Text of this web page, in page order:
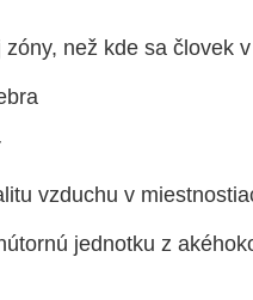
než kde sa človek
vzduchu v
jednotku z